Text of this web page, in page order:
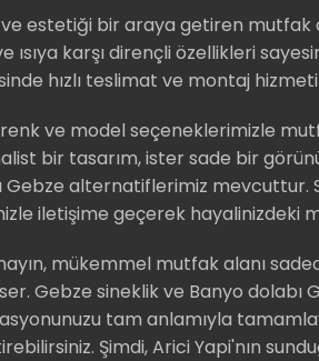
estetiği bir araya getiren mutfak
ısıya karşı dirençli özellikleri
hızlı teslimat ve montaj
renk ve model seçeneklerimizle
bir tasarım, ister sade bir
Gebze alternatiflerimiz mevcuttur.
iletişime geçerek hayalinizdeki
mükemmel mutfak alanı
Gebze sineklik ve Banyo
tam anlamıyla
Şimdi, Arici Yapi'nın